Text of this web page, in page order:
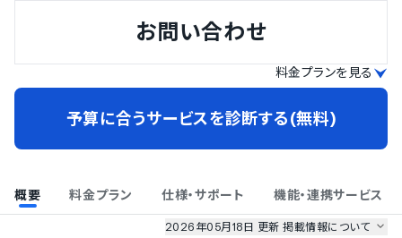
お問い合わせ
料金プランを見る
予算に合うサービスを診断する(無料)
概要 料金プラン 仕様・サポート 機能・連携サービス
2026年05月18日 更新掲載情報について